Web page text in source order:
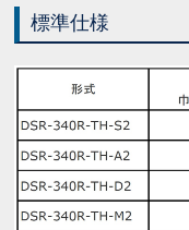
標準仕様